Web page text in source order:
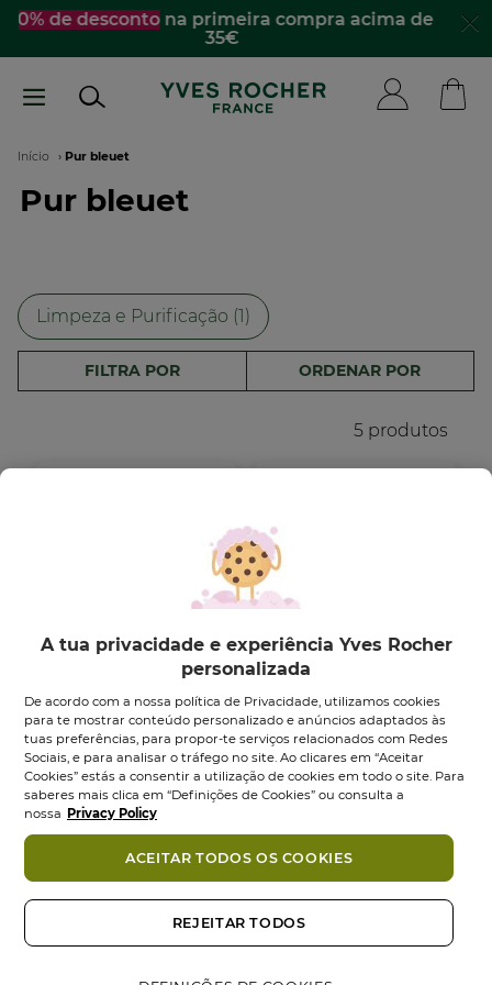
Passar
conteúdo
☀️Descobre os essenciais de verãopara te
acompanhar para todo lado​
Navegação
estrutural
Início Pur bleuet
Pur bleuet
Limpeza e Purificação (1)
FILTRA POR ORDENAR POR
5 produtos
Desmaquilhante
Suave...
Frasco 100 ml
0.0 (0)
0.0
em
8,95 €
Adicionar
Desmaquilhante
Express...
Frasco 200 ml
0.0 (0)
0.0
10,95 €
Adicionar
-33%
A tua privacidade e experiência Yves Rocher
personalizada
De acordo com a nossa política de Privacidade, utilizamos cookies
para te mostrar conteúdo personalizado e anúncios adaptados às
tuas preferências, para propor-te serviços relacionados com Redes
Sociais, e para analisar o tráfego no site. Ao clicares em “Aceitar
Cookies” estás a consentir a utilização de cookies em todo o site. Para
saberes mais clica em “Definições de Cookies” ou consulta a
nossa Privacy Policy
REJEITAR TODOS
ACEITAR TODOS OS COOKIES